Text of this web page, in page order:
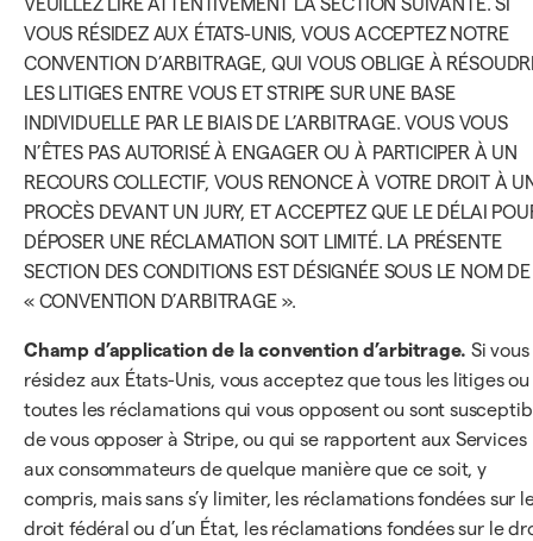
VEUILLEZ LIRE ATTENTIVEMENT LA SECTION SUIVANTE. SI
VOUS RÉSIDEZ AUX ÉTATS-UNIS, VOUS ACCEPTEZ NOTRE
CONVENTION D’ARBITRAGE, QUI VOUS OBLIGE À
LES LITIGES ENTRE VOUS ET STRIPE SUR UNE BASE
INDIVIDUELLE PAR LE BIAIS DE L’ARBITRAGE. VOUS VOUS
N’ÊTES PAS AUTORISÉ À ENGAGER OU À PARTICIPER À UN
RECOURS COLLECTIF, VOUS RENONCE À VOTRE DROIT À
PROCÈS DEVANT UN JURY, ET ACCEPTEZ QUE LE DÉLAI
DÉPOSER UNE RÉCLAMATION SOIT LIMITÉ. LA PRÉSENTE
SECTION DES CONDITIONS EST DÉSIGNÉE SOUS LE NOM DE
« CONVENTION D’ARBITRAGE ».
Champ d’application de la convention d’arbitrage. Si vous
résidez aux États-Unis, vous acceptez que tous les litiges ou
toutes les réclamations qui vous opposent ou sont
de vous opposer à Stripe, ou qui se rapportent aux Services
aux consommateurs de quelque manière que ce soit, y
compris, mais sans s’y limiter, les réclamations fondées sur
droit fédéral ou d’un État, les réclamations fondées sur le